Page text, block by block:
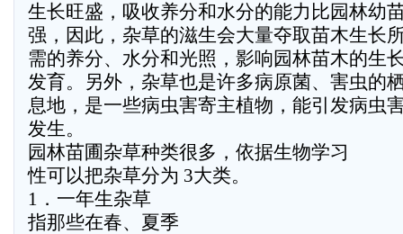
生长旺盛，吸收养分和水分的能力比园林幼
强，因此，杂草的滋生会大量夺取苗木生长
需的养分、水分和光照，影响园林苗木的生
发育。另外，杂草也是许多病原菌、害虫的
息地，是一些病虫害寄主植物，能引发病虫
发生。
园林苗圃杂草种类很多，依据生物学习
性可以把杂草分为 3大类。
1．一年生杂草
指那些在春、夏季